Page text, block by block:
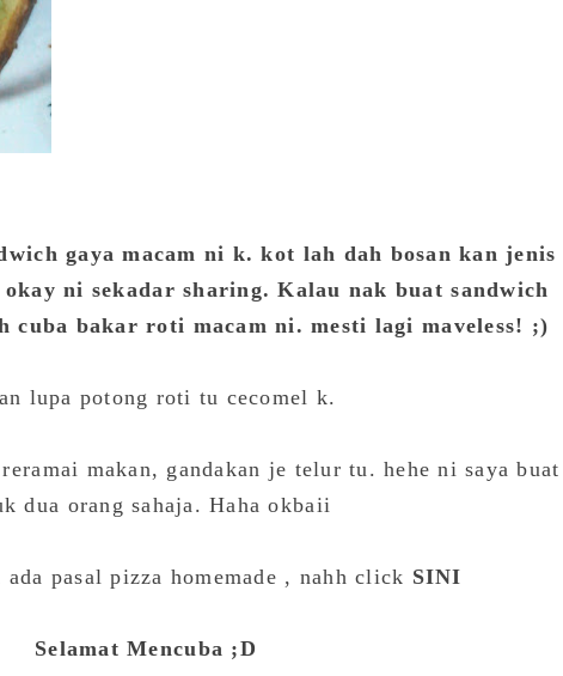
gaya macam ni k. kot lah dah bosan kan jenis
okay ni sekadar sharing. Kalau nak buat sandwich
cuba bakar roti macam ni. mesti lagi maveless! ;)
lupa potong roti tu cecomel k.
makan, gandakan je telur tu. hehe ni saya buat
dua orang sahaja. Haha okbaii
pasal pizza homemade , nahh click SINI
Selamat Mencuba ;D